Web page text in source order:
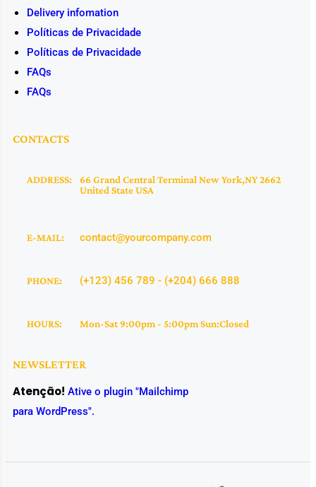
Delivery infomation
Políticas de Privacidade
Políticas de Privacidade
FAQs
FAQs
CONTACTS
ADDRESS:
66 Grand Central Terminal New York,NY 2662
United State USA
E-MAIL: contact@yourcompany.com
PHONE: (+123) 456 789 - (+204) 666 888
HOURS: Mon-Sat 9:00pm - 5:00pm Sun:Closed
NEWSLETTER
Atenção! Ative o plugin "Mailchimp
para WordPress".